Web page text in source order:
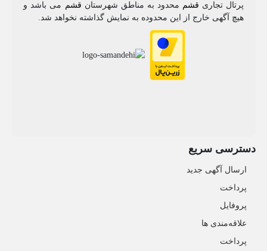
پرتال تجاری قشم محدود به مناطق شهرستان قشم می باشد و
هیچ آگهی خارج از این محدوده به نمایش گذاشته نخواهد شد.
دسترسی سریع
ارسال آگهی جدید
پرداخت
پروفایل
علاقه‌مندی ها
پرداخت